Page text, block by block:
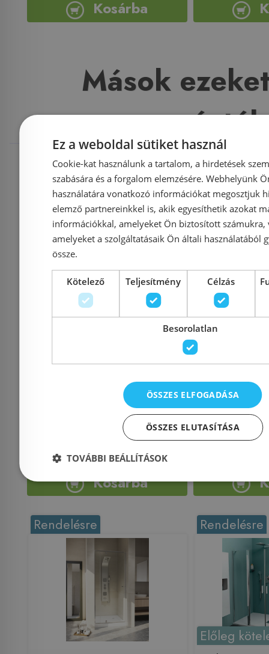
Kosárba
Mások
megnézték
-55%
Raktáron
Még 1 db ezen az áron!
Radaway Essenza New
Black DWJ 100 balos
(385014-54-01L) !
Azonosító: 197623
Cikkszám: 385014-54-01L
159 900 Ft
Kosárba
Kifutó
Még 1 db
Raktáron
Radaway
140 B
Cikkszám:
345 000 Ft
Rendelésre Rendelésre
Előleg
Ez a weboldal sütiket használ
Cookie-kat használunk a tartalom, a hirdetések
szabására és a forgalom elemzésére. Webhelyünk
használatára vonatkozó információkat megosztjuk
elemző partnereinkkel is, akik egyesíthetik azokat
információkkal, amelyeket Ön biztosított számukra,
amelyeket a szolgáltatásaik Ön általi használatából
össze.
Kötelező Teljesítmény Célzás
Besorolatlan
ÖSSZES ELFOGADÁSA
ÖSSZES ELUTASÍTÁSA
TOVÁBBI BEÁLLÍTÁSOK